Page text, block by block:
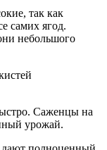
так как
самих ягод.
небольшого
Саженцы на
урожай.